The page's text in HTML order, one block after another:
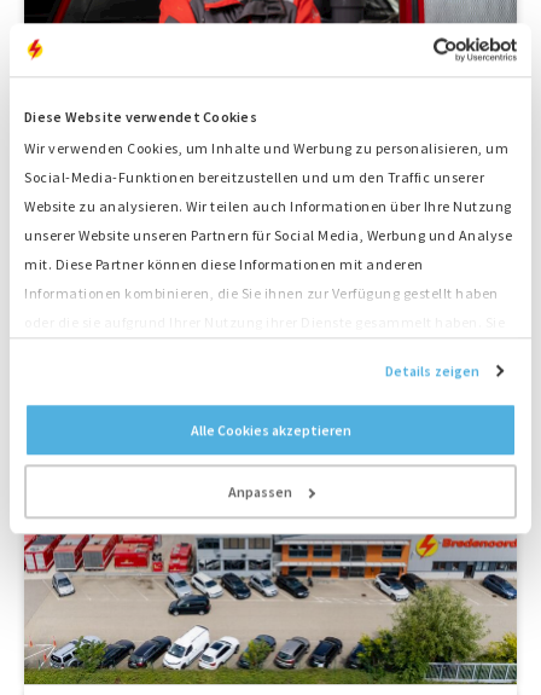
Diese Website verwendet Cookies
Wir verwenden Cookies, um Inhalte und Werbung zu personalisieren, um
Social-Media-Funktionen bereitzustellen und um den Traffic unserer
Website zu analysieren. Wir teilen auch Informationen über Ihre Nutzung
unserer Website unseren Partnern für Social Media, Werbung und Analyse
mit. Diese Partner können diese Informationen mit anderen
Informationen kombinieren, die Sie ihnen zur Verfügung gestellt haben
Details zeigen
Alle Cookies akzeptieren
Anpassen
Von Apeldoorn bis Aruba